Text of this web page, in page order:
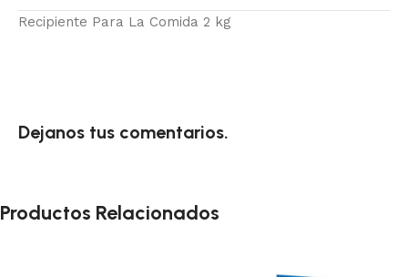
Recipiente Para La Comida 2 kg
Dejanos tus comentarios.
Productos Relacionados